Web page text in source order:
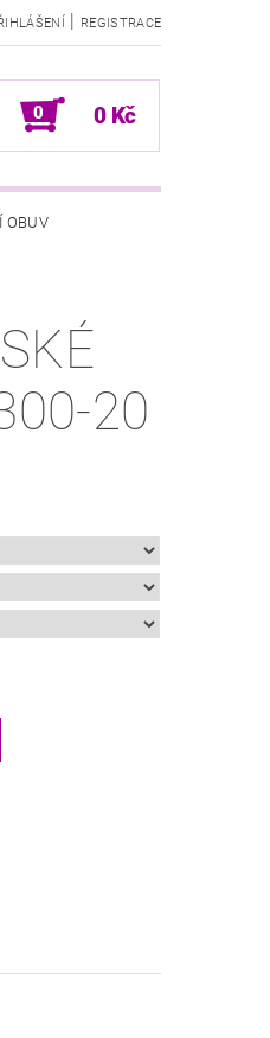
| REGISTRACE
0 0 Kč
OBUV
20